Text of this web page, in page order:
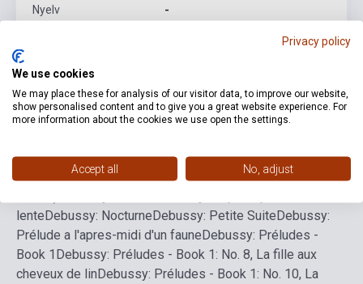
Nyelv -
Részletes leírás
Debussy: Arabesque No. 1Debussy: Arabesque No.
Suite Bergamasque)Debussy: Danses sacrée et
profaneDebussy: Golliwog's Cakewalk (from Children's
lente Debussy: Nocturne Debussy: Petite Suite Debussy:
Prélude a l'apres-midi d'un faune Debussy: Préludes -
Book 1 Debussy: Préludes - Book 1: No. 8, La fille aux
cheveux de lin Debussy: Préludes - Book 1: No. 10, La
Privacy policy
We use cookies
We may place these for analysis of our visitor data, to improve our website,
show personalised content and to give you a great website experience. For
more information about the cookies we use open the settings.
Accept all No, adjust